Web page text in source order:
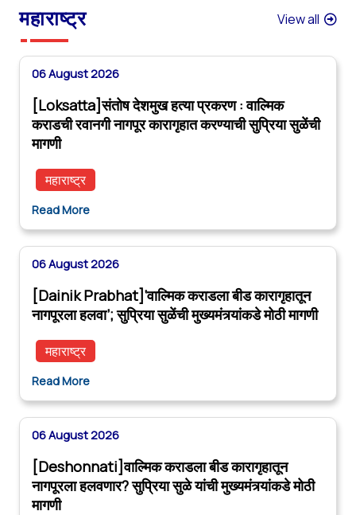
महाराष्ट्र View all
06 August 2026
[Loksatta]संतोष देशमुख हत्या प्रकरण : वाल्मिक
कराडची रवानगी नागपूर कारागृहात करण्याची सुप्रिया सुळेंची
मागणी
महाराष्ट्र
Read More
06 August 2026
[Dainik Prabhat]‘वाल्मिक कराडला बीड कारागृहातून
नागपूरला हलवा’; सुप्रिया सुळेंची मुख्यमंत्र्यांकडे मोठी मागणी
महाराष्ट्र
Read More
06 August 2026
[Deshonnati]वाल्मिक कराडला बीड कारागृहातून
नागपूरला हलवणार? सुप्रिया सुळे यांची मुख्यमंत्र्यांकडे मोठी
मागणी